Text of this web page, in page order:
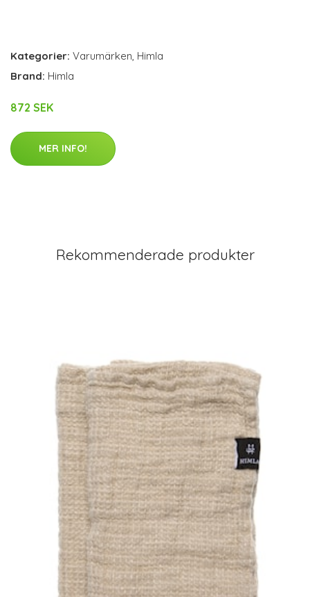
Kategorier: Varumärken, Himla
Brand: Himla
872 SEK
MER INFO!
Rekommenderade produkter